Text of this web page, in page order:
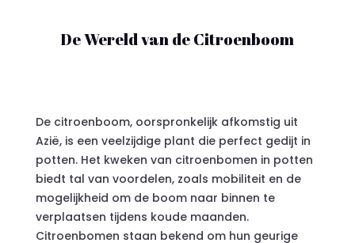
De Wereld van de Citroenboom
De citroenboom, oorspronkelijk afkomstig uit
Azië, is een veelzijdige plant die perfect gedijt in
potten. Het kweken van citroenbomen in potten
biedt tal van voordelen, zoals mobiliteit en de
mogelijkheid om de boom naar binnen te
verplaatsen tijdens koude maanden.
Citroenbomen staan bekend om hun geurige